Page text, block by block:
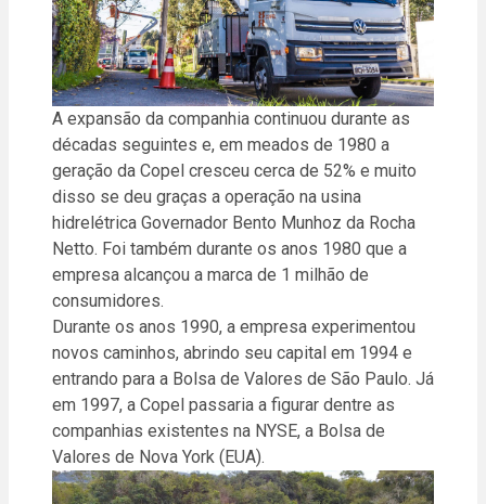
A expansão da companhia continuou durante as
décadas seguintes e, em meados de 1980 a
geração da Copel cresceu cerca de 52% e muito
disso se deu graças a operação na usina
hidrelétrica Governador Bento Munhoz da Rocha
Netto. Foi também durante os anos 1980 que a
empresa alcançou a marca de 1 milhão de
consumidores.
Durante os anos 1990, a empresa experimentou
novos caminhos, abrindo seu capital em 1994 e
entrando para a Bolsa de Valores de São Paulo. Já
em 1997, a Copel passaria a figurar dentre as
companhias existentes na NYSE, a Bolsa de
Valores de Nova York (EUA).